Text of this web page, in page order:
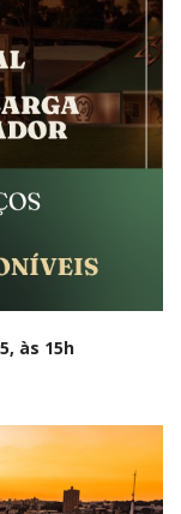
às 15h